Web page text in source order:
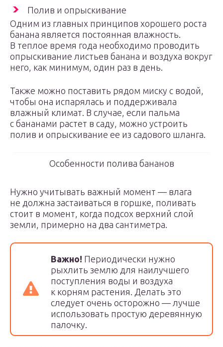
Полив и опрыскивание
Одним из главных принципов хорошего роста
банана является постоянная влажность.
В теплое время года необходимо проводить
опрыскивание листьев банана и воздуха вокруг
него, как минимум, один раз в день.
Также можно поставить рядом миску с водой,
чтобы она испарялась и поддерживала
влажный климат. В случае, если пальма
с бананами растет в саду, можно устроить
полив и опрыскивание ее из садового шланга.
Особенности полива бананов
Нужно учитывать важный момент — влага
не должна застаиваться в горшке, поливать
стоит в момент, когда подсох верхний слой
земли, примерно на два сантиметра.
Важно! Периодически нужно
рыхлить землю для наилучшего
поступления воды и воздуха
к корням растения. Делать это
следует очень осторожно — лучше
использовать простую деревянную
палочку.